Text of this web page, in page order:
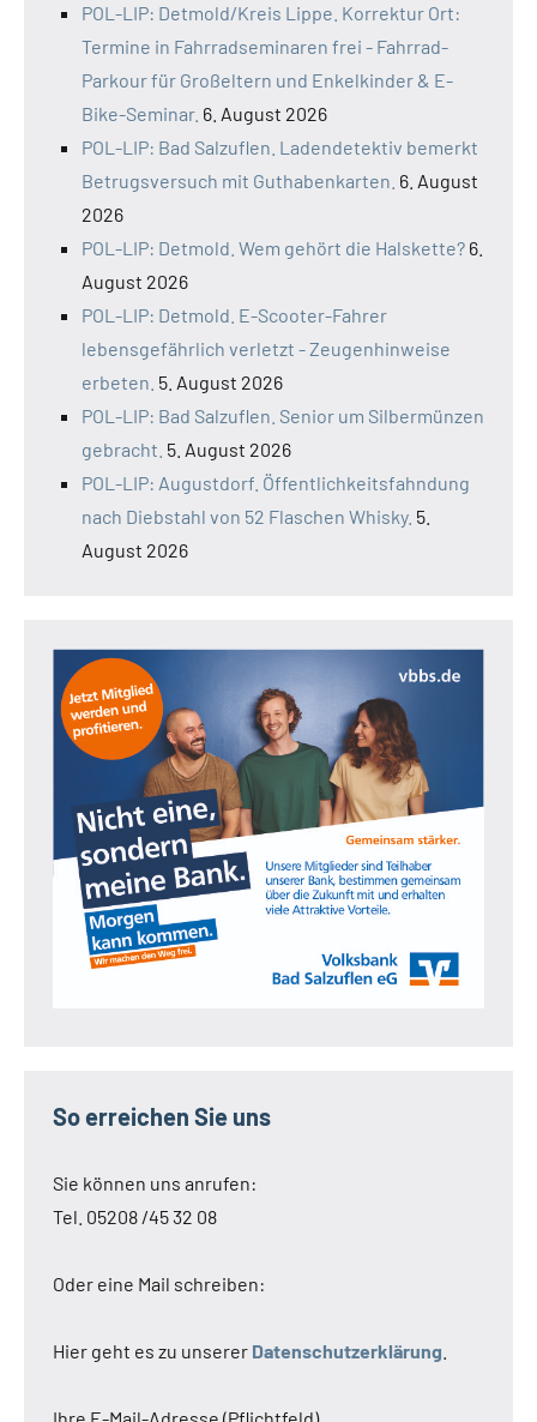
POL-LIP: Detmold/Kreis Lippe. Korrektur Ort:
Termine in Fahrradseminaren frei - Fahrrad-
Parkour für Großeltern und Enkelkinder & E-
Bike-Seminar. 6. August 2026
POL-LIP: Bad Salzuflen. Ladendetektiv bemerkt
Betrugsversuch mit Guthabenkarten. 6. August
2026
POL-LIP: Detmold. Wem gehört die Halskette? 6.
August 2026
POL-LIP: Detmold. E-Scooter-Fahrer
lebensgefährlich verletzt - Zeugenhinweise
erbeten. 5. August 2026
POL-LIP: Bad Salzuflen. Senior um Silbermünzen
gebracht. 5. August 2026
POL-LIP: Augustdorf. Öffentlichkeitsfahndung
nach Diebstahl von 52 Flaschen Whisky. 5.
August 2026
So erreichen Sie uns
Sie können uns anrufen:
Tel. 05208 /45 32 08
Oder eine Mail schreiben:
Hier geht es zu unserer Datenschutzerklärung